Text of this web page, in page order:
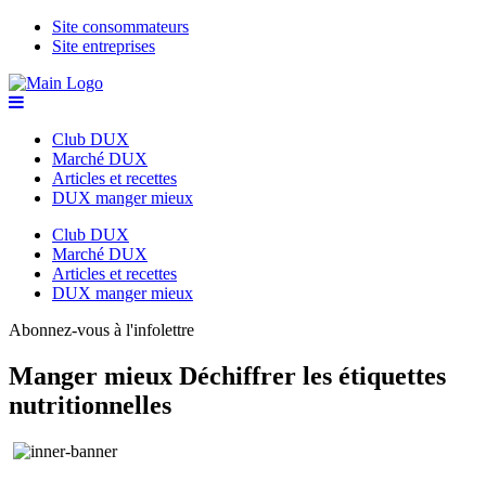
Site consommateurs
Site entreprises
Club DUX
Marché DUX
Articles et recettes
DUX manger mieux
Club DUX
Marché DUX
Articles et recettes
DUX manger mieux
Abonnez-vous à l'infolettre
Manger mieux Déchiffrer les étiquettes
nutritionnelles